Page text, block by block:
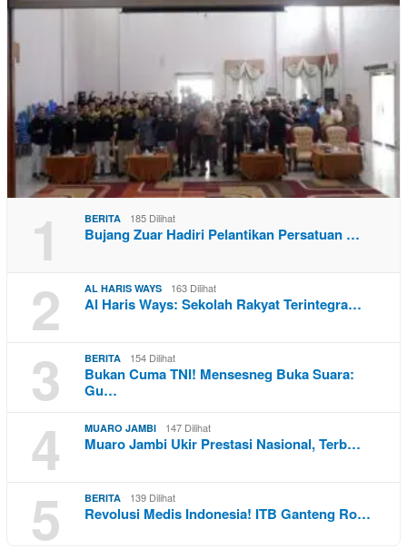
1 BERITA 185 Dilihat
Bujang Zuar Hadiri Pelantikan Persatuan …
2 AL HARIS WAYS 163 Dilihat
Al Haris Ways: Sekolah Rakyat Terintegra…
3 BERITA 154 Dilihat
Bukan Cuma TNI! Mensesneg Buka Suara:
Gu…
4 MUARO JAMBI 147 Dilihat
Muaro Jambi Ukir Prestasi Nasional, Terb…
5 BERITA 139 Dilihat
Revolusi Medis Indonesia! ITB Ganteng Ro…